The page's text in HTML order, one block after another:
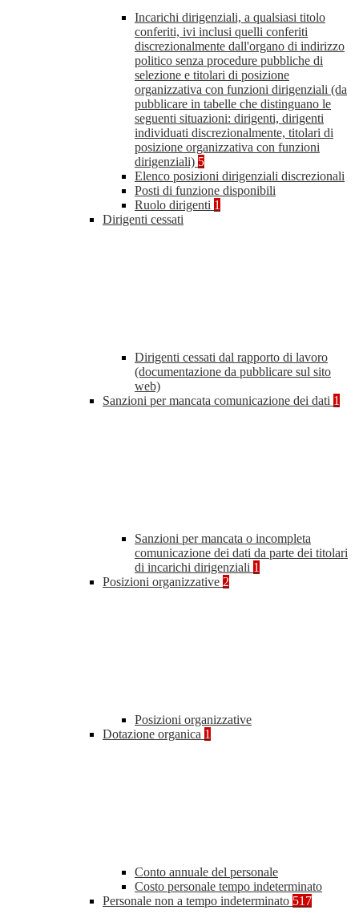
Incarichi dirigenziali, a qualsiasi titolo
conferiti, ivi inclusi quelli conferiti
discrezionalmente dall'organo di indirizzo
politico senza procedure pubbliche di
selezione e titolari di posizione
organizzativa con funzioni dirigenziali (da
pubblicare in tabelle che distinguano le
seguenti situazioni: dirigenti, dirigenti
individuati discrezionalmente, titolari di
posizione organizzativa con funzioni
dirigenziali) 5
Elenco posizioni dirigenziali discrezionali
Posti di funzione disponibili
Ruolo dirigenti 1
Dirigenti cessati
Dirigenti cessati dal rapporto di lavoro
(documentazione da pubblicare sul sito
web)
Sanzioni per mancata comunicazione dei dati 1
Sanzioni per mancata o incompleta
comunicazione dei dati da parte dei titolari
di incarichi dirigenziali 1
Posizioni organizzative 2
Posizioni organizzative
Dotazione organica 1
Conto annuale del personale
Costo personale tempo indeterminato
Personale non a tempo indeterminato 517